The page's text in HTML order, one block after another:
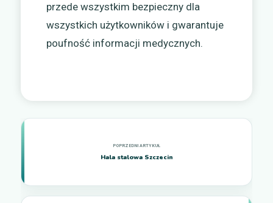
przede wszystkim bezpieczny dla
wszystkich użytkowników i gwarantuje
poufność informacji medycznych.
Hala stalowa Szczecin